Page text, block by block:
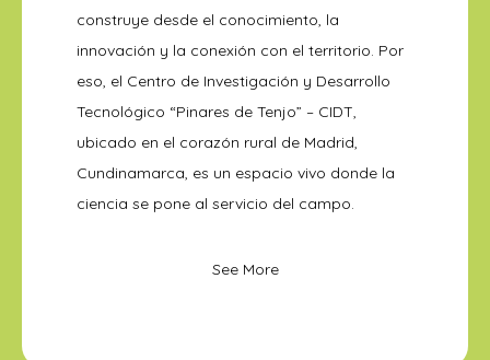
construye desde el conocimiento, la
innovación y la conexión con el territorio. Por
eso, el Centro de Investigación y Desarrollo
Tecnológico “Pinares de Tenjo” – CIDT,
ubicado en el corazón rural de Madrid,
Cundinamarca, es un espacio vivo donde la
ciencia se pone al servicio del campo.
See More